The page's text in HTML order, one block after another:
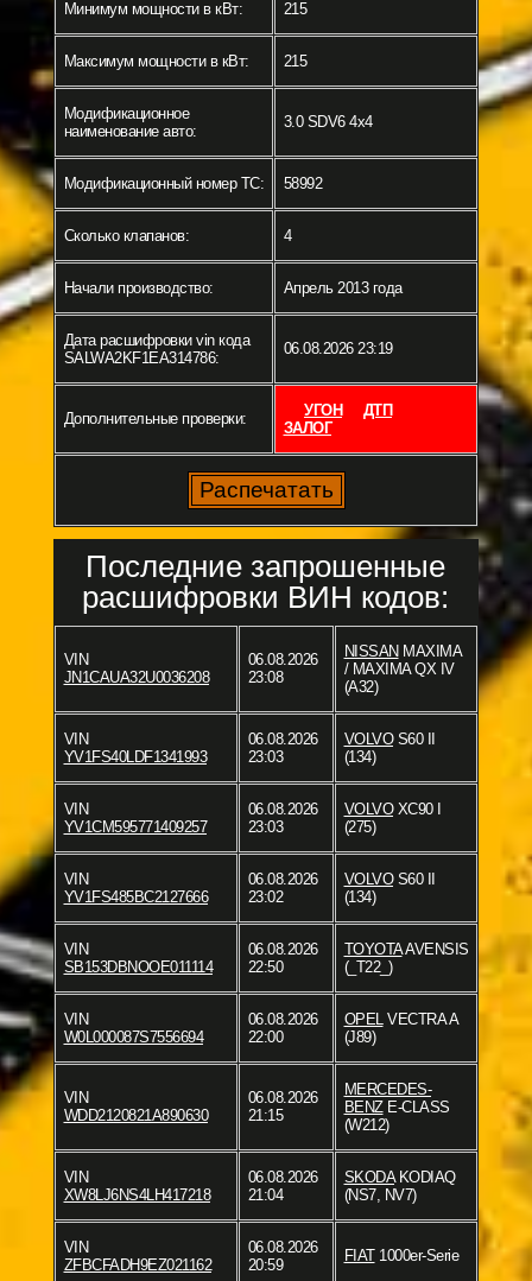
Минимум мощности в кВт: 215
Максимум мощности в кВт: 215
Модификационное
наименование авто:
3.0 SDV6 4x4
Модификационный номер ТС: 58992
Сколько клапанов: 4
Начали производство: Апрель 2013 года
Дата расшифровки vin кода
SALWA2KF1EA314786:
06.08.2026 23:19
Дополнительные проверки: УГОН
ДТП
ЗАЛОГ
Последние запрошенные
расшифровки ВИН кодов:
VIN
JN1CAUA32U0036208
06.08.2026
23:08
NISSANMAXIMA
/ MAXIMA QX IV
(A32)
VIN
YV1FS40LDF1341993
06.08.2026
23:03
VOLVOS60 II
(134)
VIN
YV1CM595771409257
06.08.2026
23:03
VOLVOXC90 I
(275)
VIN
YV1FS485BC2127666
06.08.2026
23:02
VOLVOS60 II
(134)
VIN
SB153DBNOOE011114
06.08.2026
22:50
TOYOTAAVENSIS
(_T22_)
VIN
W0L000087S7556694
06.08.2026
22:00
OPEL VECTRA A
(J89)
VIN
WDD2120821A890630
06.08.2026
21:15
MERCEDES-
BENZE-CLASS
(W212)
VIN
XW8LJ6NS4LH417218
06.08.2026
21:04
SKODAKODIAQ
(NS7, NV7)
VIN
ZFBCFADH9EZ021162
06.08.2026
20:59
FIAT1000er-Serie